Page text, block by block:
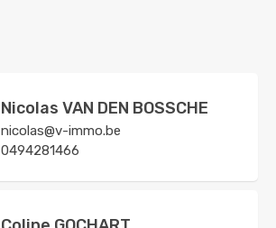
Nicolas VAN DEN BOSSCHE
nicolas@v-immo.be
0494281466